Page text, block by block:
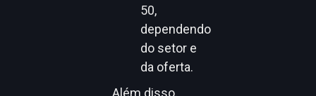
50,
dependendo
do setor e
da oferta.
Além disso,